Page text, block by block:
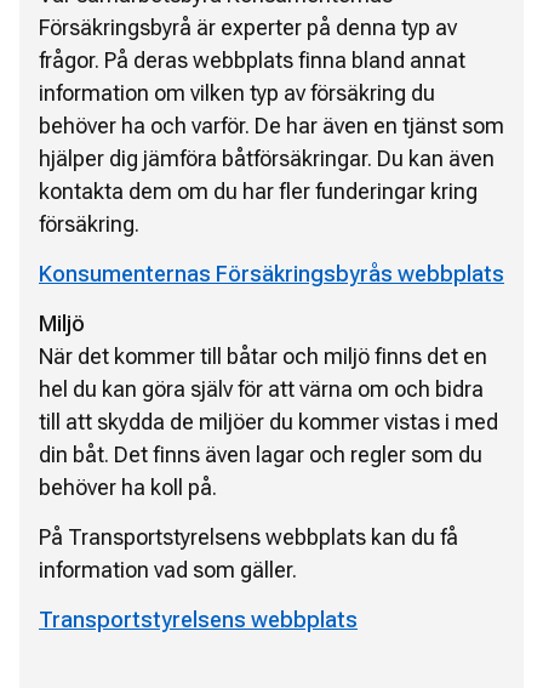
Försäkringsbyrå är experter på denna typ av
frågor. På deras webbplats finna bland annat
information om vilken typ av försäkring du
behöver ha och varför. De har även en tjänst som
hjälper dig jämföra båtförsäkringar. Du kan även
kontakta dem om du har fler funderingar kring
försäkring.
Konsumenternas Försäkringsbyrås webbplats
Miljö
När det kommer till båtar och miljö finns det en
hel du kan göra själv för att värna om och bidra
till att skydda de miljöer du kommer vistas i med
din båt. Det finns även lagar och regler som du
behöver ha koll på.
På Transportstyrelsens webbplats kan du få
information vad som gäller.
Transportstyrelsens webbplats